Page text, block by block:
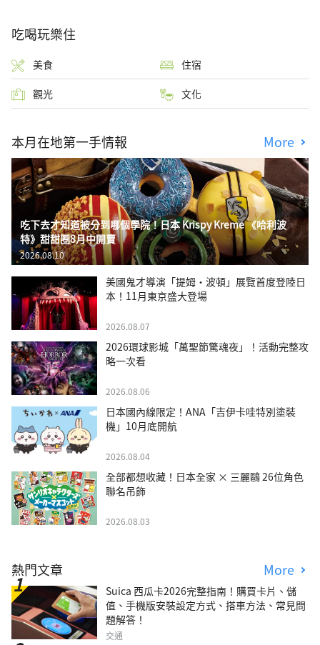
吃喝玩樂住
美食 住宿
觀光 文化
本月在地第一手情報 More
吃下去才知道被分到哪個學院！日本 Krispy Kreme 《哈利波
特》甜甜圈8月中開賣
2026.08.10
美國鬼才導演「提姆・波頓」展覽首度登陸日
本！11月東京盛大登場
2026.08.07
2026環球影城「萬聖節驚魂夜」！活動完整攻
略一次看
2026.08.06
日本國內線限定！ANA「吉伊卡哇特別塗裝
機」10月底開航
2026.08.04
全部都想收藏！日本全家 × 三麗鷗 26位角色
聯名吊飾
2026.08.03
熱門文章 More
Suica 西瓜卡2026完整指南！購買卡片、儲
值、手機版安裝設定方式、搭車方法、常見問
題解答！
交通